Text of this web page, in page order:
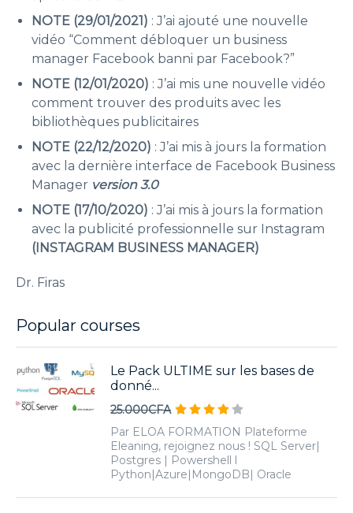
NOTE (29/01/2021) : J’ai ajouté une nouvelle
vidéo “Comment débloquer un business
manager Facebook banni par Facebook?”
NOTE (12/01/2020) : J’ai mis une nouvelle vidéo
comment trouver des produits avec les
bibliothèques publicitaires
NOTE (22/12/2020) : J’ai mis à jours la formation
avec la dernière interface de Facebook Business
Manager version 3.0
NOTE (17/10/2020) : J’ai mis à jours la formation
avec la publicité professionnelle sur Instagram
(INSTAGRAM BUSINESS MANAGER)
Dr. Firas
Popular courses
Le Pack ULTIME sur les bases de
donné...
25.000CFA
Par ELOA FORMATION Plateforme
Eleaning, rejoignez nous ! SQL Server|
Postgres | Powershell l
Python|Azure|MongoDB| Oracle